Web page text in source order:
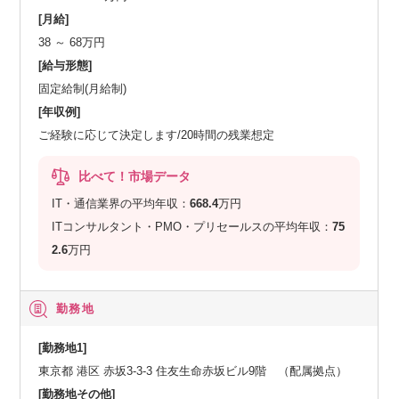
[月給]
38 ～ 68万円
[給与形態]
固定給制(月給制)
[年収例]
ご経験に応じて決定します/20時間の残業想定
比べて！市場データ
IT・通信業界の平均年収：668.4万円
ITコンサルタント・PMO・プリセールスの平均年収：75
2.6万円
勤務地
[勤務地1]
東京都 港区 赤坂3-3-3 住友生命赤坂ビル9階 （配属拠点）
[勤務地その他]